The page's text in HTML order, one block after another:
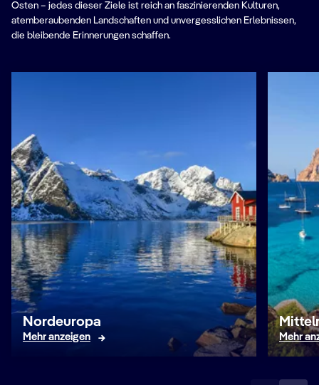
Osten – jedes dieser Ziele ist reich an faszinierenden Kulturen,
atemberaubenden Landschaften und unvergesslichen Erlebnissen,
die bleibende Erinnerungen schaffen.
Nordeuropa
Mehr anzeigen Mehr